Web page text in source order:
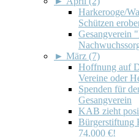
Harkerooge/
Schützen
Gesangverein
► März (7)
Hoffnung auf
Vereine oder
Spenden für
Gesangverein
KAB zieht
Bürgerstiftung
74.000 €!